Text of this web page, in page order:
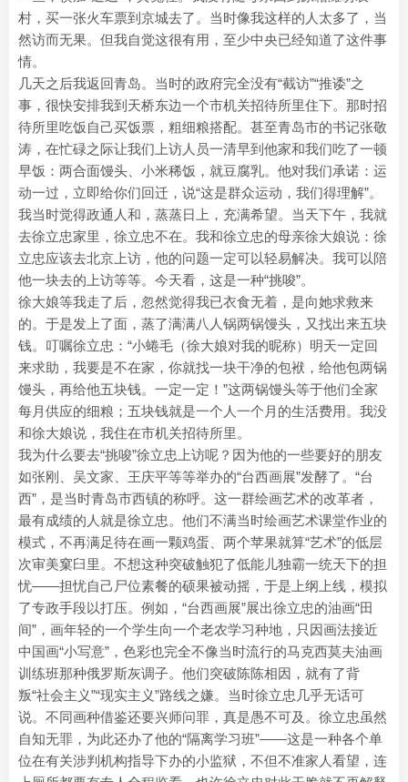
村，买一张火车票到京城去了。当时像我这样的人太多了，当
然访而无果。但我自觉这很有用，至少中央已经知道了这件事
情。
几天之后我返回青岛。当时的政府完全没有“截访”“推诿”之
事，很快安排我到天桥东边一个市机关招待所里住下。那时招
待所里吃饭自己买饭票，粗细粮搭配。甚至青岛市的书记张敬
涛，在忙碌之际让我们上访人员一清早到他家和我们吃了一顿
早饭：两合面馒头、小米稀饭，就豆腐乳。他对我们承诺：运
动一过，立即给你们回迁，说“这是群众运动，我们得理解”。
我当时觉得政通人和，蒸蒸日上，充满希望。当天下午，我就
去徐立忠家里，徐立忠不在。我和徐立忠的母亲徐大娘说：徐
立忠应该去北京上访，他的问题一定可以轻易解决。我可以陪
他一块去的上访等等。今天看，这是一种“挑唆”。
徐大娘等我走了后，忽然觉得我已衣食无着，是向她求救来
的。于是发上了面，蒸了满满八人锅两锅馒头，又找出来五块
钱。叮嘱徐立忠：“小蜷毛（徐大娘对我的昵称）明天一定回
来求助，我要是不在家，你就找一块干净的包袱，给他包两锅
馒头，再给他五块钱。一定一定！”这两锅馒头等于他们全家
每月供应的细粮；五块钱就是一个人一个月的生活费用。我没
和徐大娘说，我住在市机关招待所里。
我为什么要去“挑唆”徐立忠上访呢？因为他的一些要好的朋友
如张刚、吴文家、王庆平等等举办的“台西画展”发酵了。“台
西”，是当时青岛市西镇的称呼。这一群绘画艺术的改革者，
最有成绩的人就是徐立忠。他们不满当时绘画艺术课堂作业的
模式，不再满足待在画一颗鸡蛋、两个苹果就算“艺术”的低层
次审美窠臼里。不想这种突破触犯了低能儿独霸一统天下的担
忧——担忧自己尸位素餐的硕果被动摇，于是上纲上线，模拟
了专政手段以打压。例如，“台西画展”展出徐立忠的油画“田
间”，画年轻的一个学生向一个老农学习种地，只因画法接近
中国画“小写意”，色彩也完全不像当时流行的马克西莫夫油画
训练班那种俄罗斯灰调子。他们突破陈陈相因，就有了背
叛“社会主义”“现实主义”路线之嫌。当时徐立忠几乎无话可
说。不同画种借鉴还要兴师问罪，真是愚不可及。徐立忠虽然
自知无罪，为此还办了他的“隔离学习班”——这是一种各个单
位在有关涉判机构指导下办的小监狱，不但不准家人看望，连